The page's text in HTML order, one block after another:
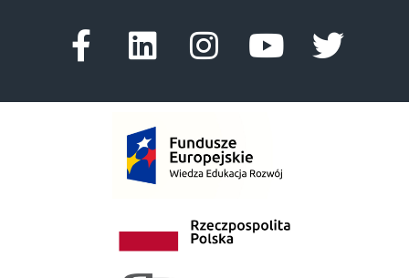
Facebook-f
LinkedinInstagram
Youtube